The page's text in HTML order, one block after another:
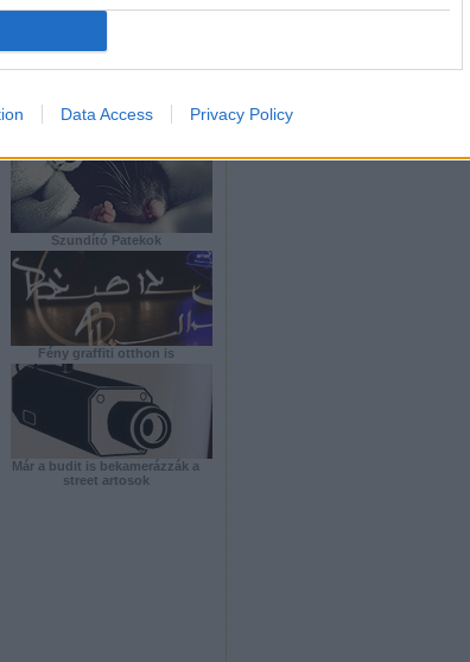
Data Access Privacy Policy
Falazzunk Legoval!
Szundító Patekok
Fény graffiti otthon is
Már a budit is bekamerázzák a
street artosok